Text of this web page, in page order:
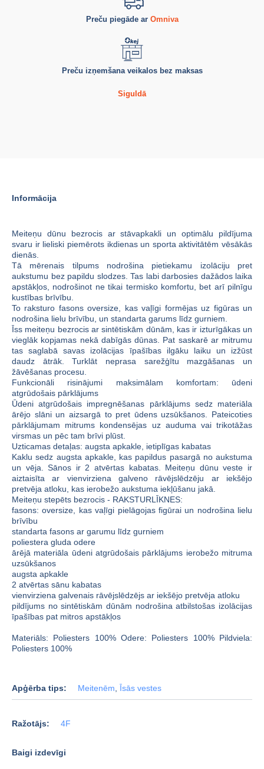
Preču piegāde ar Omniva
Preču izņemšana veikalos bez maksas
Siguldā
Informācija
Meiteņu dūnu bezrocis ar stāvapkakli un optimālu pildījuma
svaru ir lieliski piemērots ikdienas un sporta aktivitātēm vēsākās
dienās.
Tā mērenais tilpums nodrošina pietiekamu izolāciju pret
aukstumu bez papildu slodzes. Tas labi darbosies dažādos laika
apstākļos, nodrošinot ne tikai termisko komfortu, bet arī pilnīgu
kustības brīvību.
To raksturo fasons oversize, kas vaļīgi formējas uz figūras un
nodrošina lielu brīvību, un standarta garums līdz gurniem.
Īss meiteņu bezrocis ar sintētiskām dūnām, kas ir izturīgākas un
vieglāk kopjamas nekā dabīgās dūnas. Pat saskarē ar mitrumu
tas saglabā savas izolācijas īpašības ilgāku laiku un izžūst
daudz ātrāk. Turklāt neprasa sarežģītu mazgāšanas un
žāvēšanas procesu.
Funkcionāli risinājumi maksimālam komfortam: ūdeni
atgrūdošais pārklājums
Ūdeni atgrūdošais impregnēšanas pārklājums sedz materiāla
ārējo slāni un aizsargā to pret ūdens uzsūkšanos. Pateicoties
pārklājumam mitrums kondensējas uz auduma vai trikotāžas
virsmas un pēc tam brīvi plūst.
Uzticamas detaļas: augsta apkakle, ietiplīgas kabatas
Kaklu sedz augsta apkakle, kas papildus pasargā no aukstuma
un vēja. Sānos ir 2 atvērtas kabatas. Meiteņu dūnu veste ir
aiztaisīta ar vienvirziena galveno rāvējslēdzēju ar iekšējo
pretvēja atloku, kas ierobežo aukstuma iekļūšanu jakā.
Meiteņu stepēts bezrocis - RAKSTURLĪKNES:
fasons: oversize, kas vaļīgi pielāgojas figūrai un nodrošina lielu
brīvību
standarta fasons ar garumu līdz gurniem
poliestera gluda odere
ārējā materiāla ūdeni atgrūdošais pārklājums ierobežo mitruma
uzsūkšanos
augsta apkakle
2 atvērtas sānu kabatas
vienvirziena galvenais rāvējslēdzējs ar iekšējo pretvēja atloku
pildījums no sintētiskām dūnām nodrošina atbilstošas izolācijas
īpašības pat mitros apstākļos
Materiāls: Poliesters 100% Odere: Poliesters 100% Pildviela:
Poliesters 100%
Apģērba tips: Meitenēm Īsās vestes
Ražotājs: 4F
Baigi izdevīgi